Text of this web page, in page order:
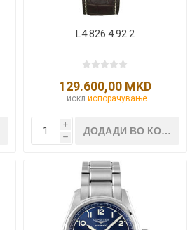
L4.826.4.92.2
129.600,00 MKD
искл.испорачување
i
h